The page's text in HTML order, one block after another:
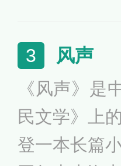
的香味；谋
所爱的那种
先后被译成
行量高达
3 风声
《风声》是
民文学》上
登一本长篇